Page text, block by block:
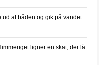
ud af båden og gik på vandet
ligner en skat, der lå